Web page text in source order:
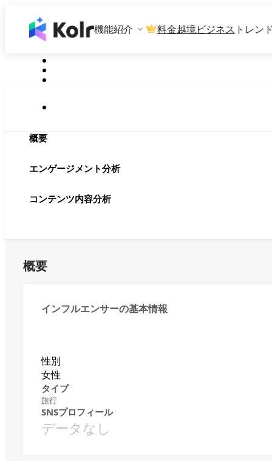
機能紹介 料金越境ビジネス トレン
概要
エンゲージメント分析
コンテンツ内容分析
概要
インフルエンサーの基本情報
性別
女性
タイプ
旅行
SNSプロフィール
データなし